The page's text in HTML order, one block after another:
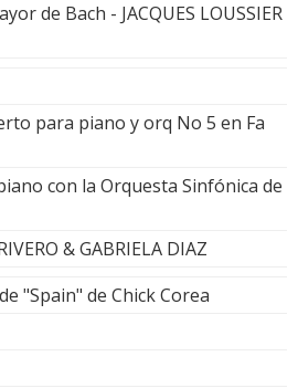
de Bach - JACQUES LOUSSIER
para piano y orq No 5 en Fa
con la Orquesta Sinfónica de
& GABRIELA DIAZ
"Spain" de Chick Corea